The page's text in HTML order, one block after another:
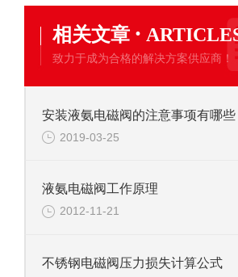
相关文章 ·
致力于成为合格的解决方案供应商！
安装液氨电磁阀的注意事项有哪些
2019-03-25
液氨电磁阀工作原理
2012-11-21
不锈钢电磁阀压力损失计算公式